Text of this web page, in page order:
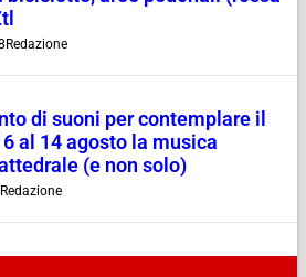
Redazione
di suoni per contemplare il
al 14 agosto la musica
(e non solo)
Redazione